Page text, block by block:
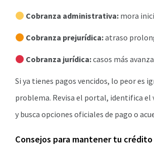
Cobranza administrativa: mora
Cobranza prejurídica:atraso
Cobranza jurídica:casos más
Si ya tienes pagos vencidos, lo peor es
problema. Revisa el portal, identifica el
y busca opciones oficiales de pago o
Consejos para mantener tu crédito